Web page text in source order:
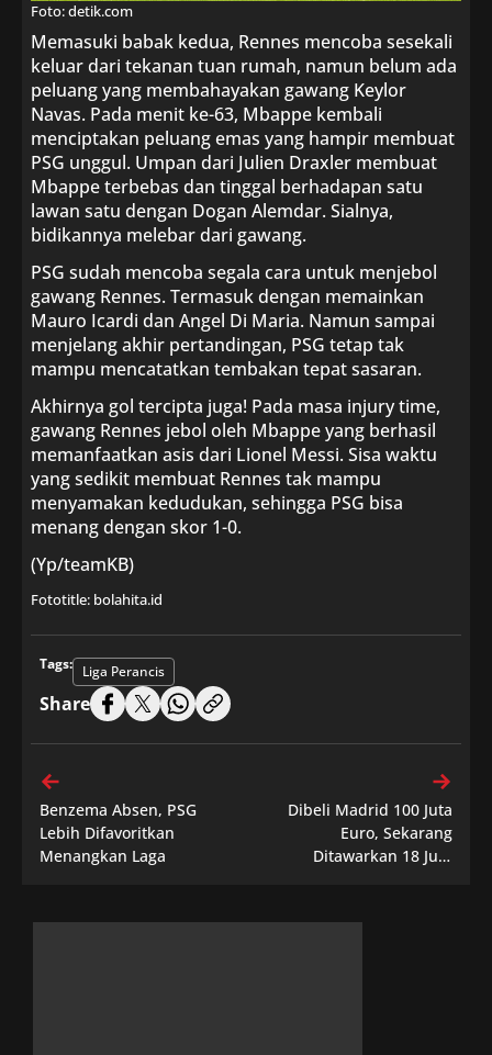
Foto: detik.com
Memasuki babak kedua, Rennes mencoba sesekali
keluar dari tekanan tuan rumah, namun belum ada
peluang yang membahayakan gawang Keylor
Navas. Pada menit ke-63, Mbappe kembali
menciptakan peluang emas yang hampir membuat
PSG unggul. Umpan dari Julien Draxler membuat
Mbappe terbebas dan tinggal berhadapan satu
lawan satu dengan Dogan Alemdar. Sialnya,
bidikannya melebar dari gawang.
PSG sudah mencoba segala cara untuk menjebol
gawang Rennes. Termasuk dengan memainkan
Mauro Icardi dan Angel Di Maria. Namun sampai
menjelang akhir pertandingan, PSG tetap tak
mampu mencatatkan tembakan tepat sasaran.
Akhirnya gol tercipta juga! Pada masa injury time,
gawang Rennes jebol oleh Mbappe yang berhasil
memanfaatkan asis dari Lionel Messi. Sisa waktu
yang sedikit membuat Rennes tak mampu
menyamakan kedudukan, sehingga PSG bisa
menang dengan skor 1-0.
(Yp/teamKB)
Fototitle: bolahita.id
Tags: Liga Perancis
Share
Benzema Absen, PSG
Lebih Difavoritkan
Menangkan Laga
Dibeli Madrid 100 Juta
Euro, Sekarang
Ditawarkan 18 Juta